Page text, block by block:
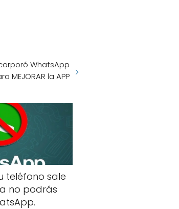
WhatsApp
MEJORAR la APP
teléfono sale
no podrás